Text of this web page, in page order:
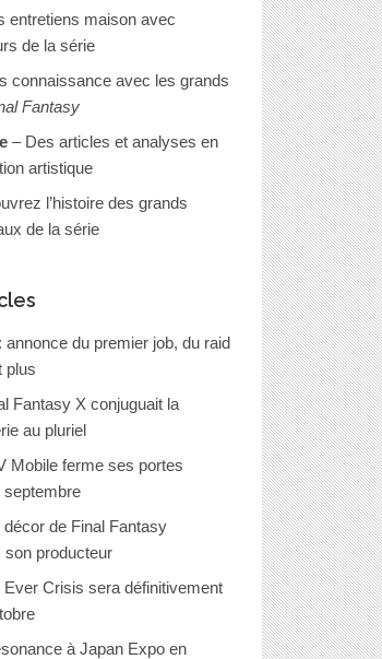
entretiens maison avec
de la série
connaissance avec les grands
Fantasy
– Des articles et analyses en
artistique
l’histoire des grands
de la série
du premier job, du raid
plus
Fantasy X conjuguait la
au pluriel
Mobile ferme ses portes
septembre
décor de Final Fantasy
producteur
Ever Crisis sera définitivement
à Japan Expo en